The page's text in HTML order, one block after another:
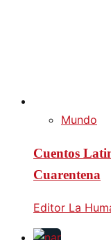
Mundo
Cuentos
Cuarentena
Editor La